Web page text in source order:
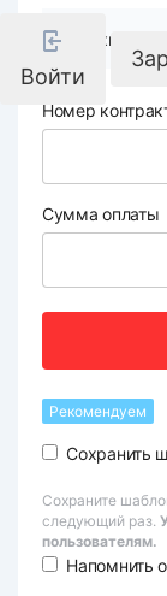
Войти
Номер
Сумма оплаты
Рекомендуем
Сохранить
Сохраните
следующий раз.
пользователям.
Напомнить